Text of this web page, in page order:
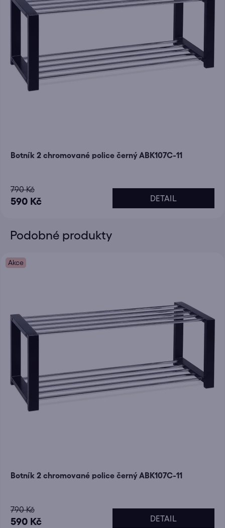
Botník 2 chromované police černý ABK107C-11
590 Kč
790 Kč
DETAIL
Podobné produkty
Akce
Botník 2 chromované police černý ABK107C-11
590 Kč
790 Kč
DETAIL